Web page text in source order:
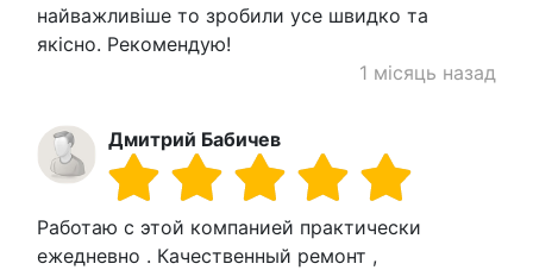
найважливіше то зробили усе швидко та
якісно. Рекомендую!
1 місяць назад
Дмитрий Бабичев
Работаю с этой компанией практически
ежедневно . Качественный ремонт ,